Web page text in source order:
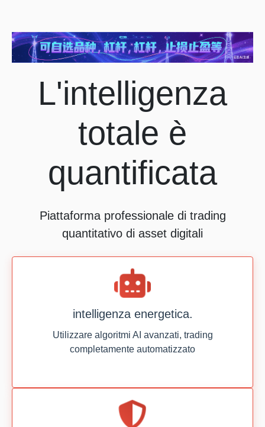
L'intelligenza
totale è
quantificata
Piattaforma professionale di trading
quantitativo di asset digitali
intelligenza energetica.
Utilizzare algoritmi AI avanzati, trading
completamente automatizzato